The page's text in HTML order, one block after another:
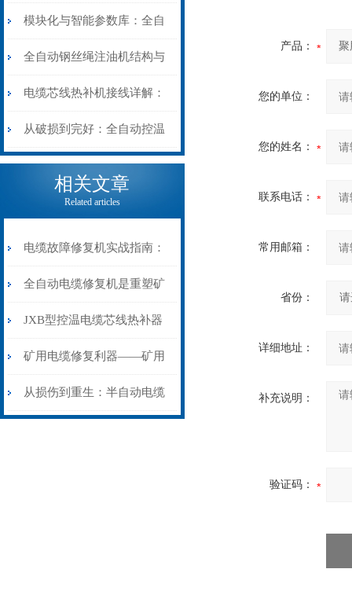
分指南：从“绝缘电
阻”到“波形特征”的精准诊
断逻辑
模块化与智能参数库：全自
动电缆修复机的快速换型逻
辑
全自动钢丝绳注油机结构与
工作原理：揭秘高效润滑的
机械密码
电缆芯线热补机接线详解：
从入门到精通
从破损到完好：全自动控温
电缆热补机的核心价值
相关文章
Related articles
电缆故障修复机实战指南：
从“盲测”到“精确定点”的三
步作业法
全自动电缆修复机是重塑矿
山电力动脉的“智能外科医
生”
JXB型控温电缆芯线热补器
安装与接线：精准修复的工
艺基石
矿用电缆修复利器——矿用
电缆热补机智能控温，安全
从损伤到重生：半自动电缆
产品：
您的单位：
您的姓名：
联系电话：
常用邮箱：
省份：
详细地址：
补充说明：
验证码：